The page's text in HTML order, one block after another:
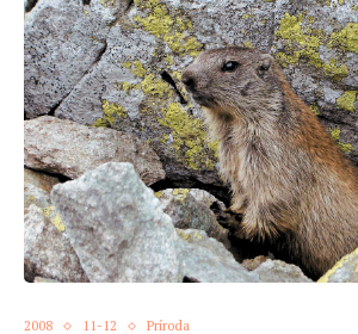
2008 11-12 Príroda